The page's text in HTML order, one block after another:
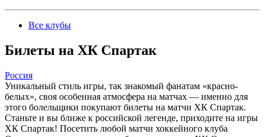
Все клубы
Билеты на ХК Спартак
Россия
Уникальный стиль игры, так знакомый фанатам «красно-
белых», своя особенная атмосфера на матчах — именно для
этого болельщики покупают билеты на матчи ХК Спартак.
Станьте и вы ближе к российской легенде, приходите на игры
ХК Спартак! Посетить любой матчи хоккейного клуба